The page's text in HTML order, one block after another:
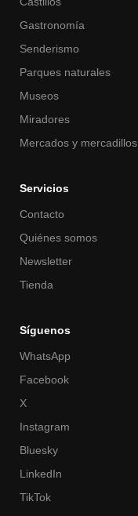
Gastronomía
Senderismo
Parques naturales
Museos
Miradores
Mercados y mercadillos
Servicios
Contacto
Quiénes somos
Newsletter
Tienda
Síguenos
WhatsApp
Facebook
X
Instagram
Bluesky
LinkedIn
TikTok